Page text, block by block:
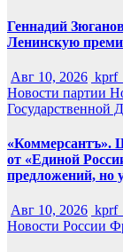
Геннадий
Ленинскую
Авг 10, 2026
Новости партии
Государственной
«Коммерсантъ».
от «Единой
предложений, но
Авг 10, 2026
Новости России